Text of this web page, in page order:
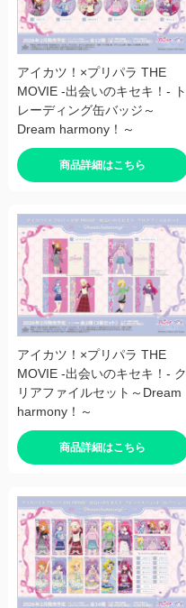
アイカツ！×プリパラ THE
MOVIE -出会いのキセキ！- ト
レーディング缶バッジ～
Dream harmony！～
商品詳細はこちら
アイカツ！×プリパラ THE
MOVIE -出会いのキセキ！- ク
リアファイルセット～Dream
harmony！～
商品詳細はこちら